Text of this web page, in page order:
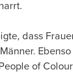
dass
of